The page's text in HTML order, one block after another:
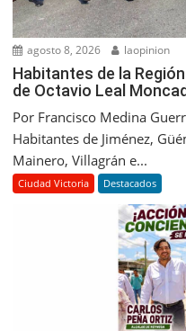
agosto 8, 2026 laopinion
Habitantes de la
de Octavio Leal
Por Francisco Medina
Habitantes de Jiménez,
Mainero, Villagrán e...
Ciudad Victoria Destacados